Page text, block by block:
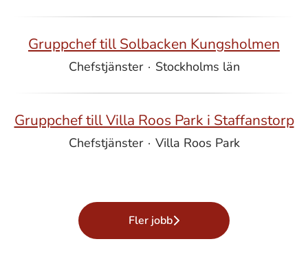
Gruppchef till Solbacken Kungsholmen
Chefstjänster · Stockholms län
Gruppchef till Villa Roos Park i Staffanstorp
Chefstjänster · Villa Roos Park
Fler jobb